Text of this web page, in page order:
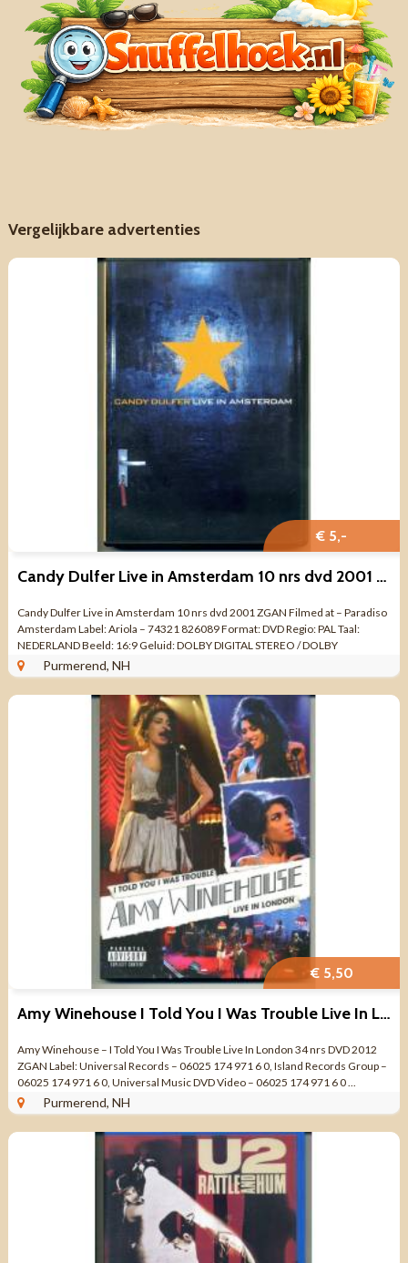
Vergelijkbare advertenties
€ 5,-
Candy Dulfer Live in Amsterdam 10 nrs dvd 2001 ZGAN
Candy Dulfer Live in Amsterdam 10 nrs dvd 2001 ZGAN Filmed at – Paradiso
Amsterdam Label: Ariola – 74321 826089 Format: DVD Regio: PAL Taal:
NEDERLAND Beeld: 16:9 Geluid: DOLBY DIGITAL STEREO / DOLBY
SURROUND 5.1 / ...
Purmerend, NH
€ 5,50
Amy Winehouse I Told You I Was Trouble Live In London 34 nrs
Amy Winehouse – I Told You I Was Trouble Live In London 34 nrs DVD 2012
ZGAN Label: Universal Records – 06025 174 971 6 0, Island Records Group –
06025 174 971 6 0, Universal Music DVD Video – 06025 174 971 6 0 ...
Purmerend, NH